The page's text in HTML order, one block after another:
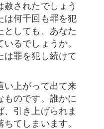
赦されたでしょう
は何千回も罪を犯
としても、あなた
るでしょうか。
は罪を犯し続けて
上がって出て来
ものです。誰かに
、引き上げられま
てしまいます。